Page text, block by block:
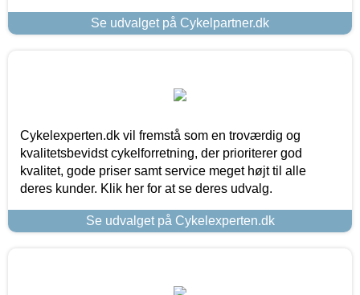
Se udvalget på Cykelpartner.dk
Cykelexperten.dk vil fremstå som en troværdig og
kvalitetsbevidst cykelforretning, der prioriterer god
kvalitet, gode priser samt service meget højt til alle
deres kunder. Klik her for at se deres udvalg.
Se udvalget på Cykelexperten.dk